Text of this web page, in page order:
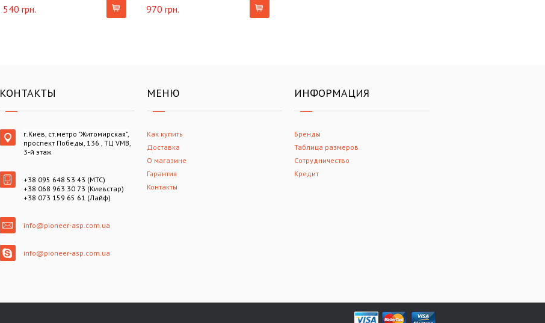
540 грн. 970 грн.
КОНТАКТЫ
г.Киев, ст.метро "Житомирская",
проспект Победы, 136 , ТЦ VMB,
3-й этаж
+38 095 648 53 43 (МТС)
+38 068 963 30 73 (Киевстар)
+38 073 159 65 61 (Лайф)
info@pioneer-asp.com.ua
info@pioneer-asp.com.ua
МЕНЮ
Как купить
Доставка
О магазине
Гарантия
Контакты
ИНФОРМАЦИЯ
Бренды
Таблица размеров
Сотрудничество
Кредит